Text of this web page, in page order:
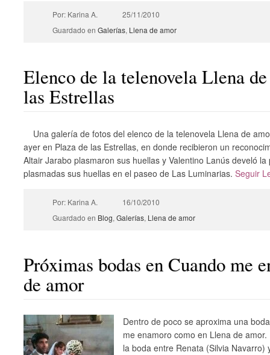
Por: Karina A.
25/11/2010
Guardado en Galerías, Llena de amor
Elenco de la telenovela Llena
las Estrellas
Una galería de fotos del elenco de la telenovela Llena de
ayer en Plaza de las Estrellas, en donde recibieron un
Altair Jarabo plasmaron sus huellas y Valentino Lanús develó
plasmadas sus huellas en el paseo de Las Luminarias.Seguir
Por: Karina A.
16/10/2010
Guardado en Blog, Galerías, Llena de amor
Próximas bodas en Cuando me
de amor
Dentro de poco se aproxima una
me enamoro como en Llena de
la boda entre Renata (Silvia